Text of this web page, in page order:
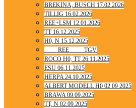
BREKINA, BUSCH 17.02.2026
TILLIG 16.02.2026
REE+LSM 12.01.2026
TT 16.12.2025
H0, N 15.12.2025
____ REE ____ TGV
ROCO H0, TT 26.11.2025
ESU 06.11.2025
HERPA 24.10.2025
ALBERT MODELL H0 02 09 2025
BRAWA 09.09.2025
TT, N 02.09.2025